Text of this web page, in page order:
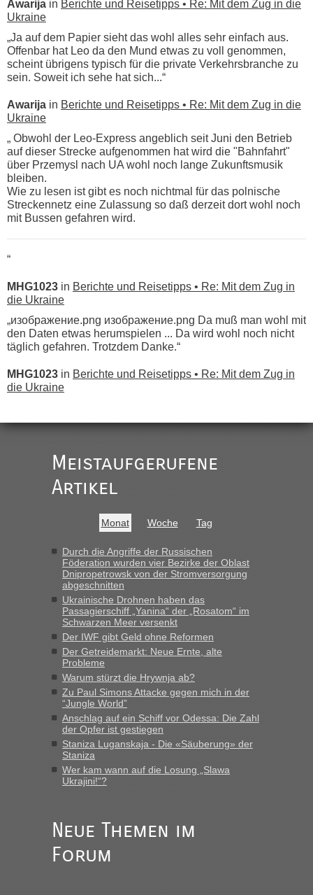
Awarija in Berichte und Reisetipps • Re: Mit dem Zug in die
Ukraine
„Ja auf dem Papier sieht das wohl alles sehr einfach aus.
Offenbar hat Leo da den Mund etwas zu voll genommen,
scheint übrigens typisch für die private Verkehrsbranche zu
sein. Soweit ich sehe hat sich...“
Awarija in Berichte und Reisetipps • Re: Mit dem Zug in die
Ukraine
„ Obwohl der Leo-Express angeblich seit Juni den Betrieb
auf dieser Strecke aufgenommen hat wird die "Bahnfahrt"
über Przemysl nach UA wohl noch lange Zukunftsmusik
bleiben.
Wie zu lesen ist gibt es noch nichtmal für das polnische
Streckennetz eine Zulassung so daß derzeit dort wohl noch
mit Bussen gefahren wird.
“
MHG1023 in Berichte und Reisetipps • Re: Mit dem Zug in
die Ukraine
„изображение.png изображение.png Da muß man wohl mit
den Daten etwas herumspielen ... Da wird wohl noch nicht
täglich gefahren. Trotzdem Danke.“
MHG1023 in Berichte und Reisetipps • Re: Mit dem Zug in
die Ukraine
Ist korrekt, aber ich finde man hätte trotzdem im Text gleich
darauf hinweisen können.
War aber nicht "böse" gemeint ...
buchbar - warum auch immer ...
Hab´s versucht - bekomme aber immer angezeigt "auf dieser
Strecke fahren wir nicht"
inBerichte und Reisetipps • Re: Mit dem Zug in
die Ukraine
„Man sollte aber explizit dazu schreiben, daß es ein Zug von
LeoExpress ist - und nur auf deren Webseite kann man die
Fahrkarten kaufen. Zumindest ist es die erste Umsteigefreie
Verbindung von Deutschland...“
Recht, Visa und Dokumente • Re: Deklaration
gebrauchter Kleidung beim Zoll
„Vielen Dank, mit einem Briefchen meiner Frau im Gepäck
gab es keine Probleme“
fast 11 Milliarden aufgedeckt
„Am besten wäre natürlich, wenn die Frau mit dabei ist.
Alleinreisende Männer stehen schließlich immer unter
Meistaufgerufene
Artikel
Monat Woche Tag
Durch die Angriffe der Russischen
Föderation wurden vier Bezirke der Oblast
Dnipropetrowsk von der Stromversorgung
abgeschnitten
Ukrainische Drohnen haben das
Passagierschiff „Yanina“ der „Rosatom“ im
Schwarzen Meer versenkt
Der IWF gibt Geld ohne Reformen
Der Getreidemarkt: Neue Ernte, alte
Probleme
Warum stürzt die Hrywnja ab?
Zu Paul Simons Attacke gegen mich in der
“Jungle World”
Anschlag auf ein Schiff vor Odessa: Die Zahl
der Opfer ist gestiegen
Staniza Luganskaja - Die «Säuberung» der
Staniza
Wer kam wann auf die Losung „Slawa
Ukrajini!“?
Neue Themen im
Forum